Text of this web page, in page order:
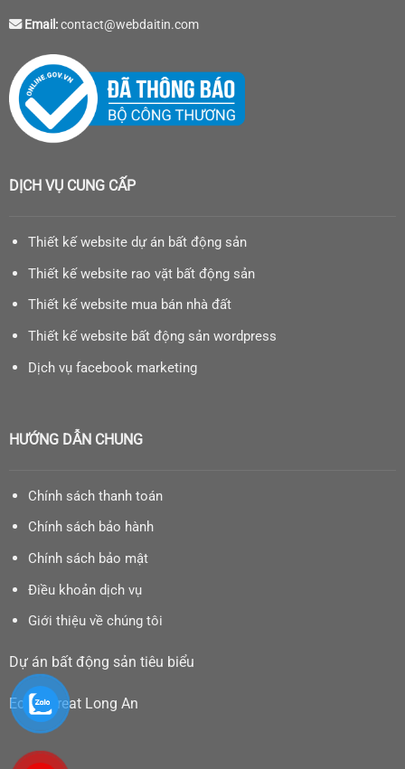
Email:contact@webdaitin.com
DỊCH VỤ CUNG CẤP
Thiết kế website dự án bất động sản
Thiết kế website rao vặt bất động sản
Thiết kế website mua bán nhà đất
Thiết kế website bất động sản wordpress
Dịch vụ facebook marketing
HƯỚNG DẪN CHUNG
Chính sách thanh toán
Chính sách bảo hành
Chính sách bảo mật
Điều khoản dịch vụ
Giới thiệu về chúng tôi
Dự án bất động sản tiêu biểu
Eco Retreat Long An